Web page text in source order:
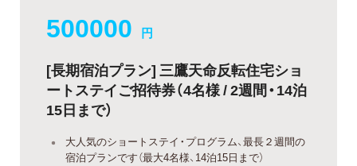
500000 円
[長期宿泊プラン] 三鷹天命反転住宅ショ
ートステイご招待券（4名様 / 2週間・14泊
15日まで）
大人気のショートステイ・プログラム、最長２週間の
宿泊プランです（最大4名様、14泊15日まで）